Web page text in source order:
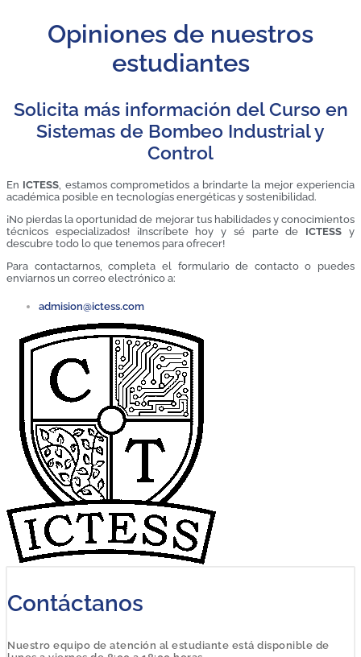
Opiniones de nuestros
estudiantes
Solicita más información del Curso en
Sistemas de Bombeo Industrial y
Control
En ICTESS, estamos comprometidos a brindarte la mejor experiencia
académica posible en tecnologías energéticas y sostenibilidad.
¡No pierdas la oportunidad de mejorar tus habilidades y conocimientos
técnicos especializados! ¡Inscríbete hoy y sé parte de ICTESS y
descubre todo lo que tenemos para ofrecer!
Para contactarnos, completa el formulario de contacto o puedes
enviarnos un correo electrónico a:
admision@ictess.com
Contáctanos
Nuestro equipo de atención al estudiante está disponible de